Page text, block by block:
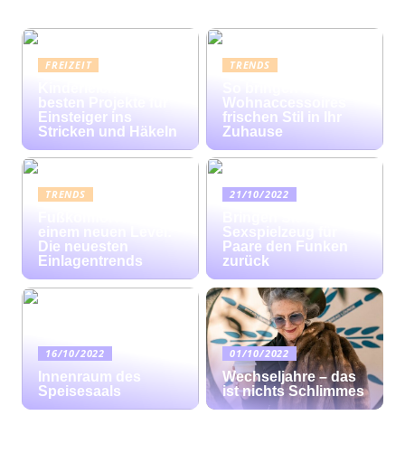
FREIZEIT
besten Projekte für
Einsteiger ins
Stricken und Häkeln
TRENDS
Wohnaccessoires
frischen Stil in Ihr
Zuhause
TRENDS
einem neuen Level:
Die neuesten
Einlagentrends
21/10/2022
Sexspielzeug für
Paare den Funken
zurück
16/10/2022
Innenraum des
Speisesaals
01/10/2022
Wechseljahre – das
ist nichts Schlimmes